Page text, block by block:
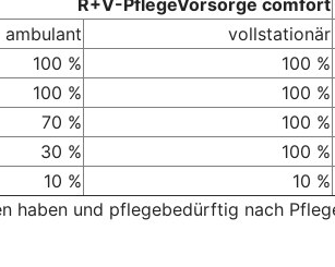
ambulant vollstationär
100 % 100 %
100 % 100 %
70 % 100 %
30 % 100 %
10 % 10 %
haben und pflegebedürftig nach